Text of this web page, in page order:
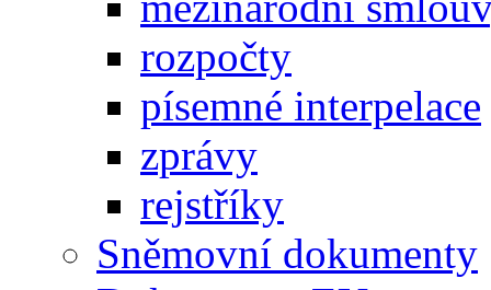
rozpočty
písemné interpelace
zprávy
rejstříky
Sněmovní dokumenty